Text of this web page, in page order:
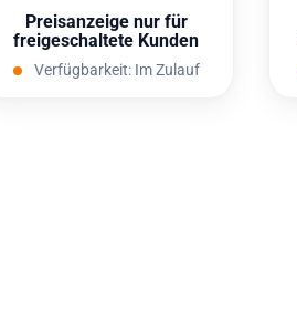
Preisanzeige nur für
freigeschaltete Kunden
Verfügbarkeit: Im Zulauf